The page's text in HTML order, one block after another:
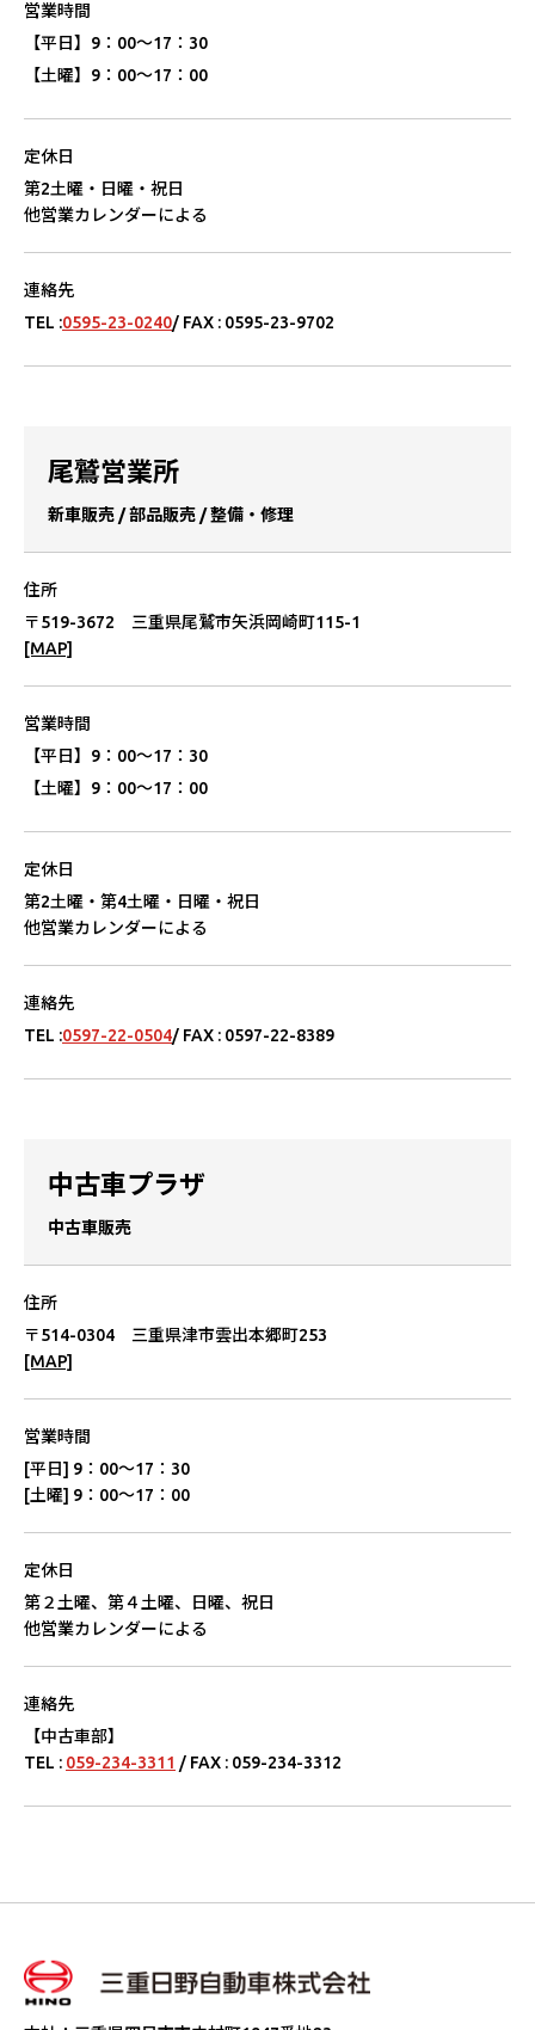
営業時間
【平⽇】 9：00〜17：30
【⼟曜】 9：00〜17：00
定休⽇
第2⼟曜・⽇曜・祝⽇
他営業カレンダーによる
連絡先
TEL :0595-23-0240/ FAX : 0595-23-9702
尾鷲営業所
新⾞販売 / 部品販売 / 整備・修理
住所
〒519-3672 三重県尾鷲市⽮浜岡崎町115-1
[MAP]
営業時間
【平⽇】 9：00〜17：30
【⼟曜】 9：00〜17：00
定休⽇
第2⼟曜・第4⼟曜・⽇曜・祝⽇
他営業カレンダーによる
連絡先
TEL :0597-22-0504/ FAX : 0597-22-8389
中古⾞プラザ
中古⾞販売
住所
〒514-0304 三重県津市雲出本郷町253
[MAP]
営業時間
[平日] 9：00～17：30
[土曜] 9：00～17：00
定休日
第２土曜、第４土曜、日曜、祝日
他営業カレンダーによる
連絡先
【中古⾞部】
TEL : 059-234-3311 / FAX : 059-234-3312